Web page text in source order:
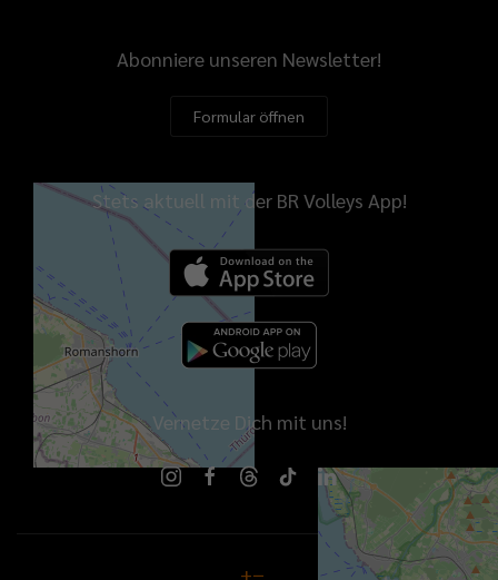
+−
Abonniere unseren Newsletter!
Formular öffnen
Stets aktuell mit der BR Volleys App!
Vernetze Dich mit uns!